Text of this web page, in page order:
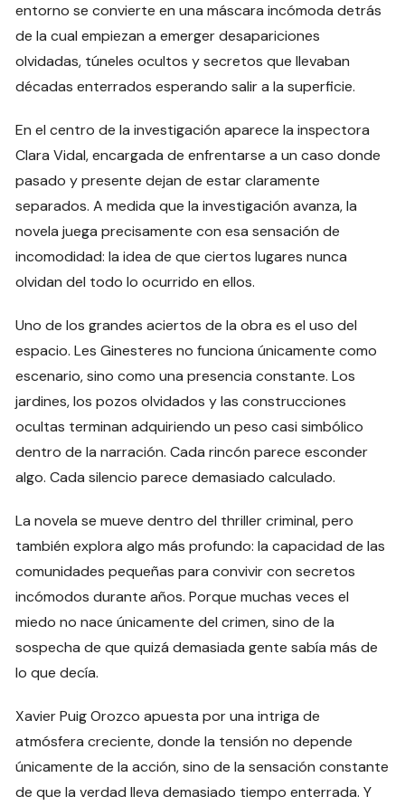
entorno se convierte en una máscara incómoda detrás
de la cual empiezan a emerger desapariciones
olvidadas, túneles ocultos y secretos que llevaban
décadas enterrados esperando salir a la superficie.
En el centro de la investigación aparece la inspectora
Clara Vidal, encargada de enfrentarse a un caso donde
pasado y presente dejan de estar claramente
separados. A medida que la investigación avanza, la
novela juega precisamente con esa sensación de
incomodidad: la idea de que ciertos lugares nunca
olvidan del todo lo ocurrido en ellos.
Uno de los grandes aciertos de la obra es el uso del
espacio. Les Ginesteres no funciona únicamente como
escenario, sino como una presencia constante. Los
jardines, los pozos olvidados y las construcciones
ocultas terminan adquiriendo un peso casi simbólico
dentro de la narración. Cada rincón parece esconder
algo. Cada silencio parece demasiado calculado.
La novela se mueve dentro del thriller criminal, pero
también explora algo más profundo: la capacidad de las
comunidades pequeñas para convivir con secretos
incómodos durante años. Porque muchas veces el
miedo no nace únicamente del crimen, sino de la
sospecha de que quizá demasiada gente sabía más de
lo que decía.
Xavier Puig Orozco apuesta por una intriga de
atmósfera creciente, donde la tensión no depende
únicamente de la acción, sino de la sensación constante
de que la verdad lleva demasiado tiempo enterrada. Y